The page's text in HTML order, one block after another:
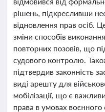
рішень, підкресливши
відновлення прав осіб.
зміни способів
повторних позовів, що
судового контролю.
підтвердив законність
виді арешту для
мобілізації, що є
права в умовах воєнного